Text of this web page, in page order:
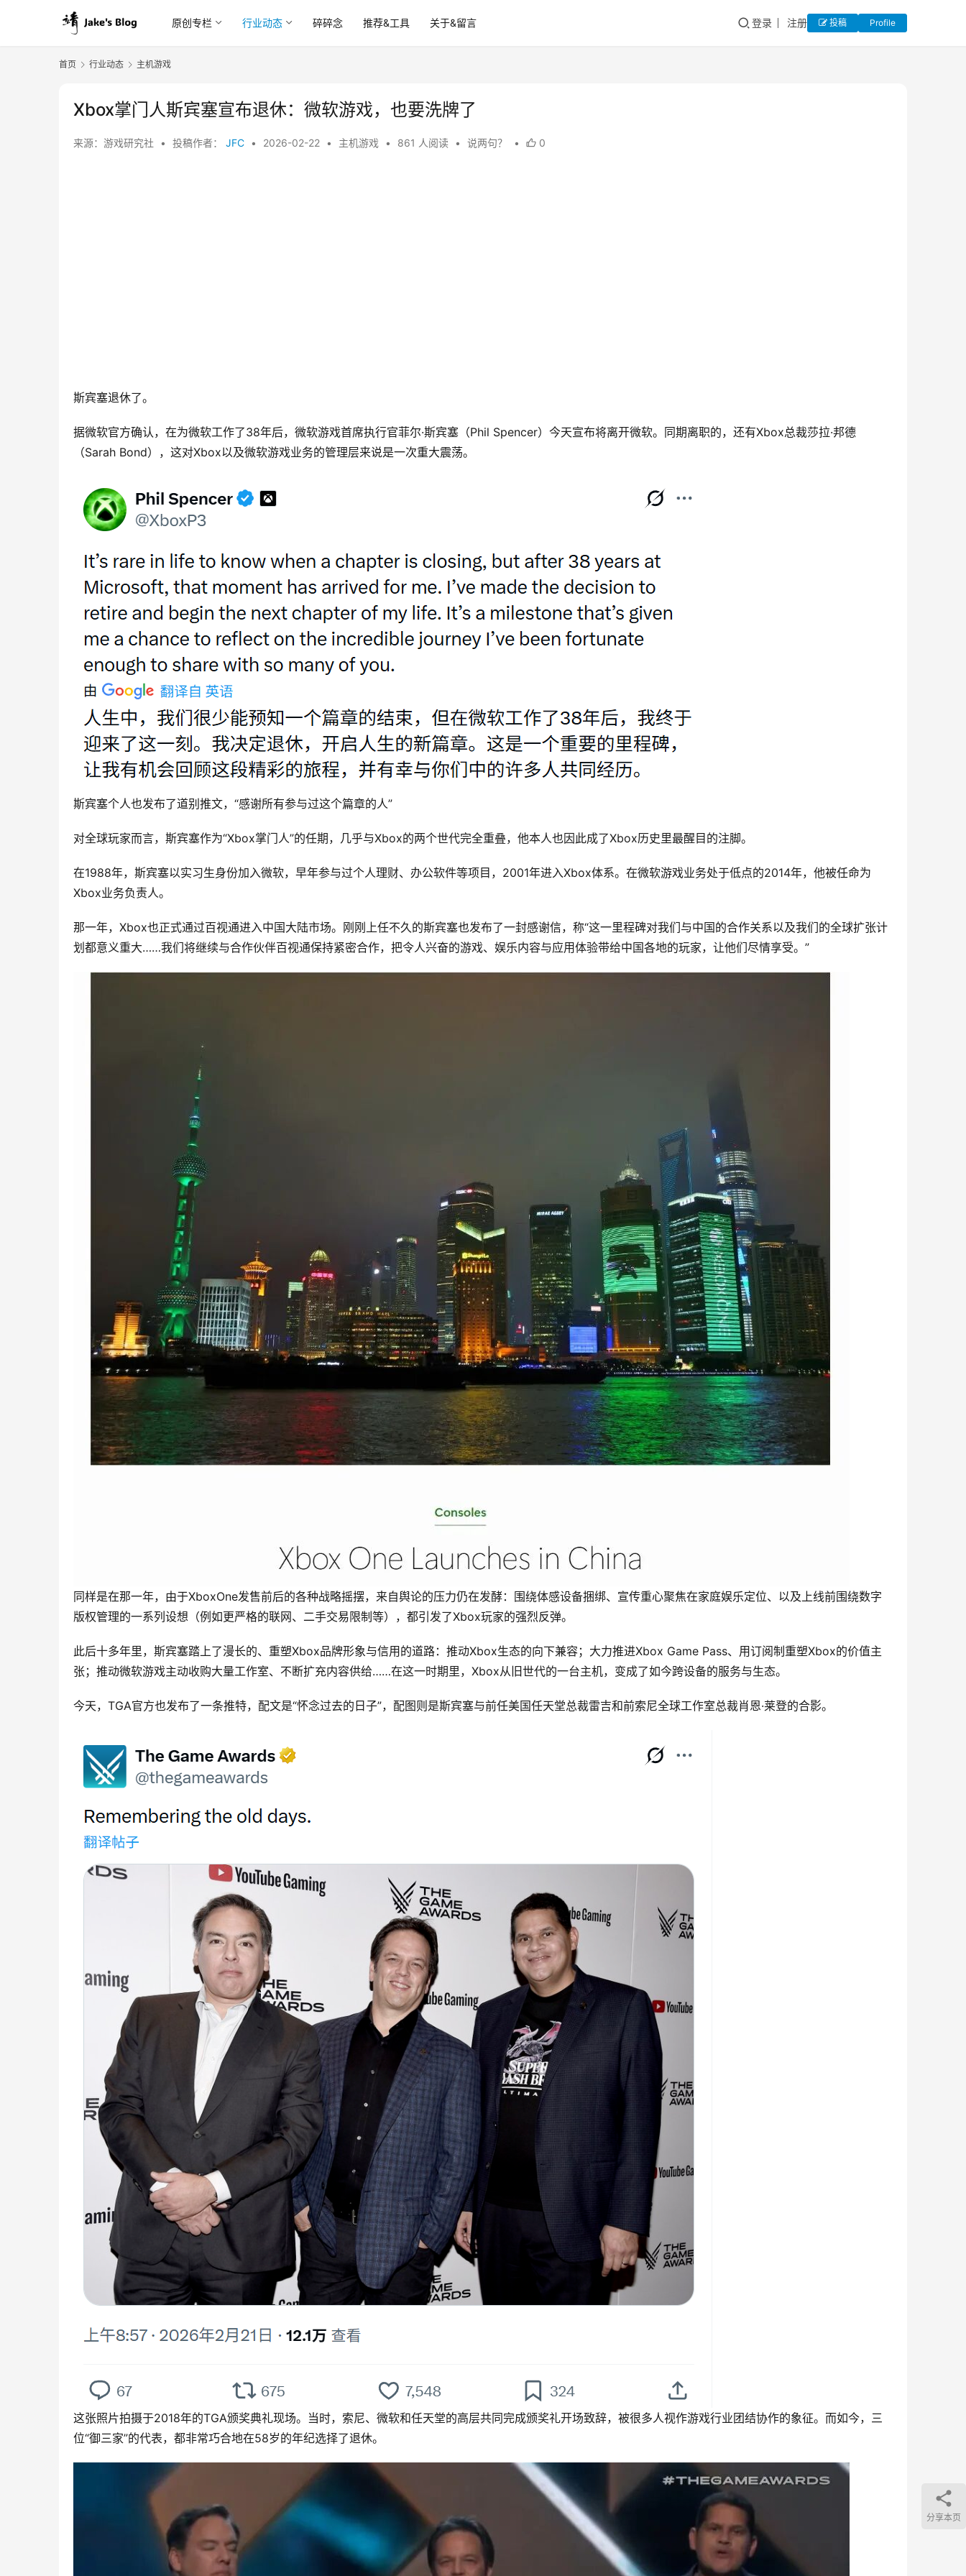
原创专栏 行业动态 碎碎念 推荐&工具 关于&留言 登录 注册 投稿 Profile
首页 行业动态 主机游戏
Xbox掌门人斯宾塞宣布退休：微软游戏，也要洗牌了
来源：游戏研究社 • 投稿作者： JFC • 2026-02-22 • 主机游戏 • 861 人阅读 • 说两句？ • 0
斯宾塞退休了。
据微软官方确认，在为微软工作了38年后，微软游戏首席执行官菲尔·斯宾塞（Phil Spencer）今天宣布将离开微软。同期离职的，还有Xbox总裁莎拉·邦德
（Sarah Bond），这对Xbox以及微软游戏业务的管理层来说是一次重大震荡。
斯宾塞个人也发布了道别推文，“感谢所有参与过这个篇章的人”
对全球玩家而言，斯宾塞作为“Xbox掌门人”的任期，几乎与Xbox的两个世代完全重叠，他本人也因此成了Xbox历史里最醒目的注脚。
在1988年，斯宾塞以实习生身份加入微软，早年参与过个人理财、办公软件等项目，2001年进入Xbox体系。在微软游戏业务处于低点的2014年，他被任命为
Xbox业务负责人。
那一年，Xbox也正式通过百视通进入中国大陆市场。刚刚上任不久的斯宾塞也发布了一封感谢信，称“这一里程碑对我们与中国的合作关系以及我们的全球扩张计
划都意义重大……我们将继续与合作伙伴百视通保持紧密合作，把令人兴奋的游戏、娱乐内容与应用体验带给中国各地的玩家，让他们尽情享受。”
同样是在那一年，由于XboxOne发售前后的各种战略摇摆，来自舆论的压力仍在发酵：围绕体感设备捆绑、宣传重心聚焦在家庭娱乐定位、以及上线前围绕数字
版权管理的一系列设想（例如更严格的联网、二手交易限制等），都引发了Xbox玩家的强烈反弹。
此后十多年里，斯宾塞踏上了漫长的、重塑Xbox品牌形象与信用的道路：推动Xbox生态的向下兼容；大力推进Xbox Game Pass、用订阅制重塑Xbox的价值主
张；推动微软游戏主动收购大量工作室、不断扩充内容供给……在这一时期里，Xbox从旧世代的一台主机，变成了如今跨设备的服务与生态。
今天，TGA官方也发布了一条推特，配文是“怀念过去的日子”，配图则是斯宾塞与前任美国任天堂总裁雷吉和前索尼全球工作室总裁肖恩·莱登的合影。
这张照片拍摄于2018年的TGA颁奖典礼现场。当时，索尼、微软和任天堂的高层共同完成颁奖礼开场致辞，被很多人视作游戏行业团结协作的象征。而如今，三
位“御三家”的代表，都非常巧合地在58岁的年纪选择了退休。
分享本页